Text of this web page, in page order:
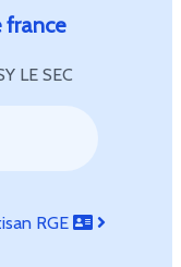
france
LE SEC
RGE